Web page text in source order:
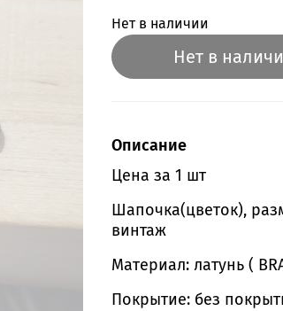
Нет в наличии
Нет в
Описание
Цена за 1 шт
Шапочка(цветок),
винтаж
Материал: латунь (
Покрытие: без